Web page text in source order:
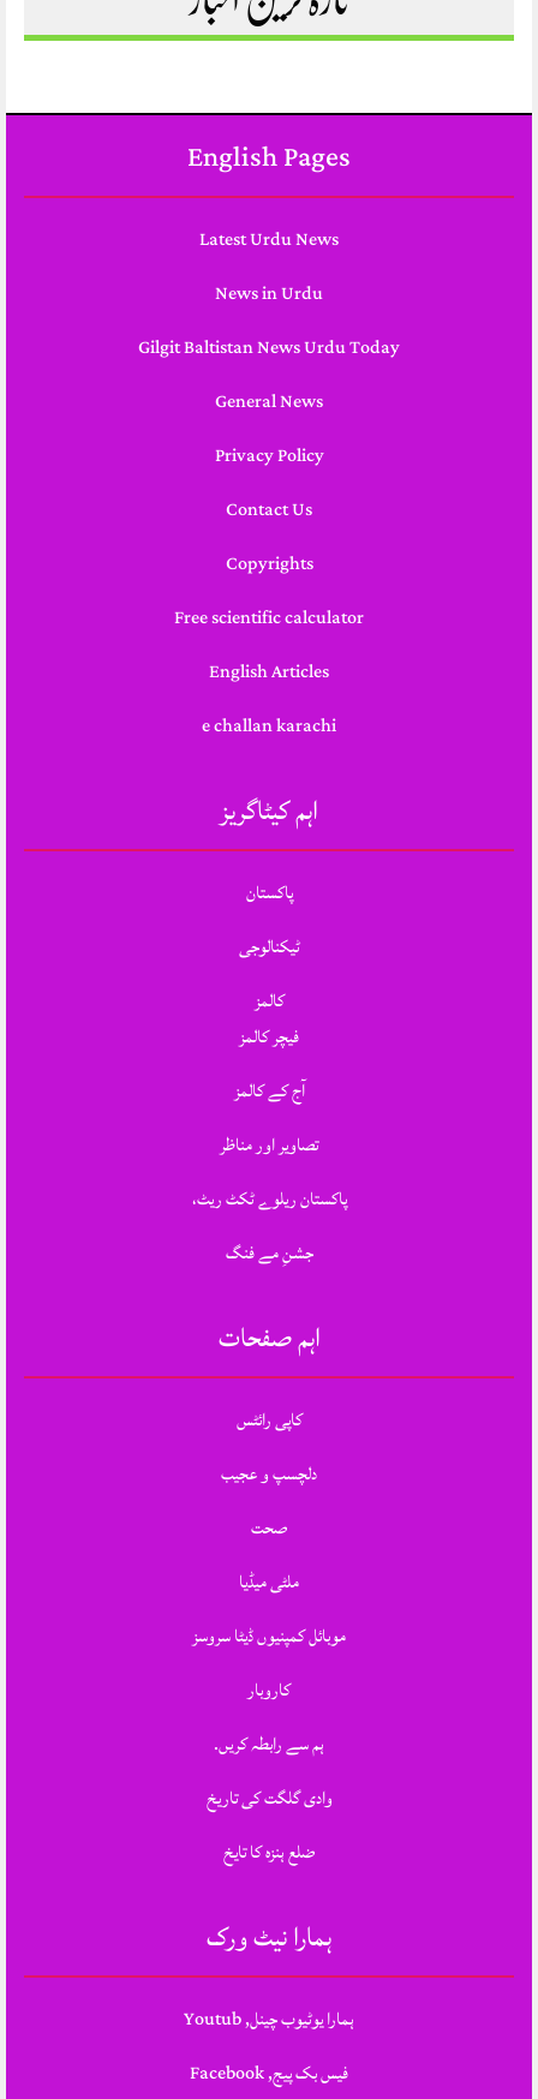
English Pages
Latest Urdu News
News in Urdu
Gilgit Baltistan News Urdu Today
General News
Privacy Policy
Contact Us
Copyrights
Free scientific calculator
English Articles
e challan karachi
اہم کیٹاگریز
پاکستان
ٹیکنالوجی
کالمز
فیچر کالمز
آج کے کالمز
تصاویر اور مناظر
پاکستان ریلوے ٹکٹ ریٹ،
جشنِ مے فنگ
اہم صفحات
کاپی رائٹس
دلچسپ و عجیب
صحت
ملٹی میڈیا
موبائل کمپنیوں ڈیٹا سروسز
کاروبار
ہم سے رابطہ کریں.
وادی گلگت کی تاریخ
ضلع ہنزہ کا تایخ
ہمارا نیٹ ورک
ہمارا یوٹیوب چینل, Youtub
فیس بک پیج, Facebook